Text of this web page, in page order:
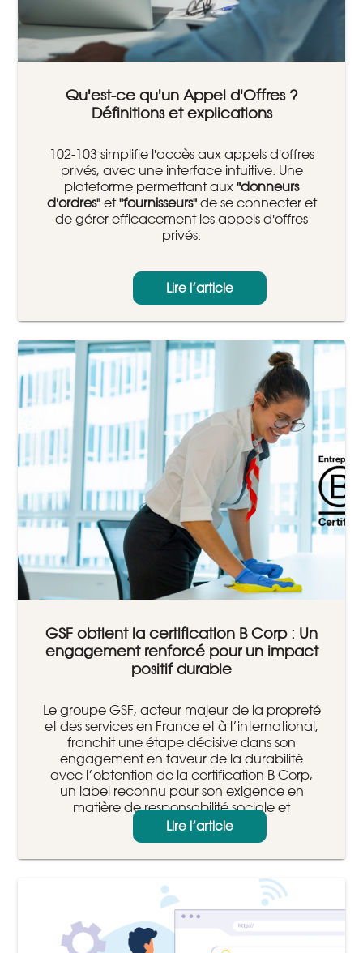
Qu'est-ce qu'un Appel d'Offres ?
Définitions et explications
102-103 simplifie l'accès aux appels d'offres
privés, avec une interface intuitive. Une
plateforme permettant aux "donneurs
d'ordres"et"fournisseurs"de se connecter et
de gérer efficacement les appels d'offres
privés.
Lire l’article
GSF obtient la certification B Corp : Un
engagement renforcé pour un impact
positif durable
Le groupe GSF, acteur majeur de la propreté
et des services en France et à l’international,
franchit une étape décisive dans son
engagement en faveur de la durabilité
avec l’obtention de la certification B Corp,
un label reconnu pour son exigence en
matière de responsabilité sociale et
environnementale.
Lire l’article